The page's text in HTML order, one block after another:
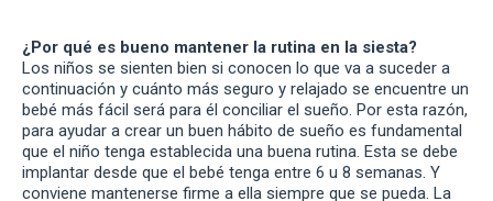
¿Por qué es bueno mantener la rutina en la siesta?
Los niños se sienten bien si conocen lo que va a suceder a
continuación y cuánto más seguro y relajado se encuentre un
bebé más fácil será para él conciliar el sueño. Por esta razón,
para ayudar a crear un buen hábito de sueño es fundamental
que el niño tenga establecida una buena rutina. Esta se debe
implantar desde que el bebé tenga entre 6 u 8 semanas. Y
conviene mantenerse firme a ella siempre que se pueda. La